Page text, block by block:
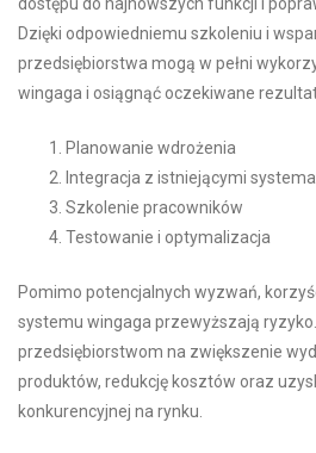
Dzięki odpowiedniemu szkoleniu i
przedsiębiorstwa mogą w pełni
wingaga i osiągnąć oczekiwane
Planowanie wdrożenia
Integracja z istniejącymi
Szkolenie pracowników
Testowanie i optymalizacja
Pomimo potencjalnych wyzwań,
systemu wingaga przewyższają
przedsiębiorstwom na zwiększenie
produktów, redukcję kosztów oraz
konkurencyjnej na rynku.